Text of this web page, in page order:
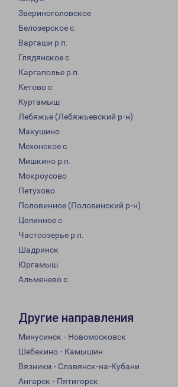
Звериноголовское
Белозерское с.
Варгаши р.п.
Глядянское с.
Каргаполье р.п.
Кетово с.
Куртамыш
Лебяжье (Лебяжьевский р-н)
Макушино
Мехонское с.
Мишкино р.п.
Мокроусово
Петухово
Половинное (Половинский р-н)
Целинное с.
Частоозерье р.п.
Шадринск
Юргамыш
Альменево с.
Другие направления
Минусинск - Новомосковск
Шебекино - Камышин
Вязники - Славянск-на-Кубани
Ангарск - Пятигорск